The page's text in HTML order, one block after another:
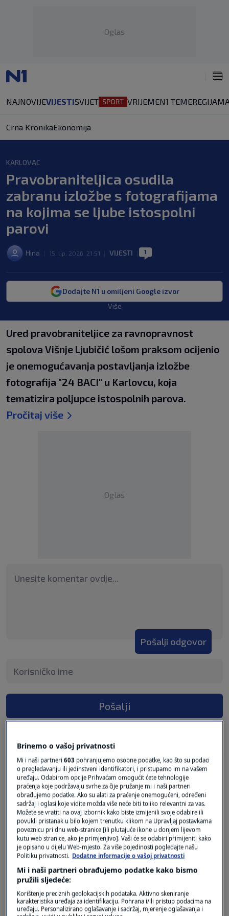
Oglas
NAJNOVIJEVIJESTISVIJET VRIJEMEN1 TEMEREGIJA
Crna KronikaEkonomija
KARLOVAC
Pravobraniteljica osudila
zabranu izložbe s fotografijama
na kojima se ljube istospolni
parovi
Hina 15. lip. 2026. 21:51 VIJESTI 1
Dodajte N1 u omiljeni Google izvor
Više
Ured pravobraniteljice za ravnopravnost
spolova Višnje Ljubičić lošom praksom ocijenio
je onemogućavanja postavljanja izložbe
fotografija "24 BACI" u Karlovcu, koja
tematizira poljupce istospolnih parova.
Pročitaj više
Oglas
Pošalji odgovor
Pošalji
prije 2 mjeseci
Stevo
Koje preporuke kome lezbacama pederima
imaju vetri zida i mek se zvale
Sto je vama koja sloboda
Jadno cime se pravobraniteljica bavi
Dali je normalno po ulicama u Zagrebu
razularema sacica Preide paradirati koja
sloboda koja prava bludnost blesanje
nakaradno
Isti dan pristojno uz molitvi preko 20000 tisuca
normalnih mole se pjevaju radujusebu
Brinemo o vašoj privatnosti
Mi i naši partneri603 pohranjujemo osobne podatke, kao što su podaci
o pregledavanju ili jedinstveni identifikatori, i pristupamo im na vašem
uređaju. Odabirom opcije Prihvaćam omogućit ćete tehnologije
praćenja koje podržavaju svrhe za čije pružanje mi i naši partneri
obrađujemo podatke. Ako su alati za praćenje onemogućeni, određeni
sadržaj i oglasi koje vidite možda više neće biti toliko relevantni za vas.
Možete se vratiti na ovaj izbornik kako biste izmijenili svoje odabire ili
povukli pristanak u bilo kojem trenutku klikom na Upravljaj postavkama
poveznicu pri dnu web-stranice [ili plutajuće ikone u donjem lijevom
kutu web stranice, ako je primjenjivo]. Vaši će se odabiri primijeniti kako
je opisano u dijelu Web-mjesto. Za više pojedinosti pogledajte našu
Politiku privatnosti. Dodatne informacije o vašoj privatnosti
Mi i naši partneri obrađujemo podatke kako bismo
pružili sljedeće:
Korištenje preciznih geolokacijskih podataka. Aktivno skeniranje
karakteristika uređaja za identifikaciju. Pohrana i/ili pristup podacima na
uređaju. Personalizirano oglašavanje i sadržaj, mjerenje oglašavanja i